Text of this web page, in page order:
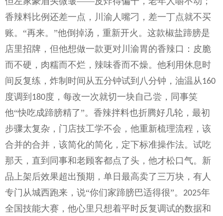
香辣料比例还差一点，川渝人嘴刁，差一丁点就不买
账。“再来。”他倒掉汤，重新开火。这款椒盐蹄膀是
店里招牌，但他想做一款更对川渝胃的香辣口：皮脆
而不硬，肉糯而不烂，辣味香而不燥。他利用休息时
间反复练，炸制时间从五分钟试到八分钟，油温从160
度调到 180度，每改一次就切一块自己尝，同事笑
他“快吃成蹄膀精了”。香辣拌料也折腾好几轮，最初
步骤太复杂，门店技工学不会，他重新梳理流程，该
合并的合并，该简化的简化，定下标准操作法。试吃
那天，直到同事和老顾客都点了头，他才松口气。新
品上架后效果超出预期，单日最高卖了三万块，有人
专门从城西跑来，说“你们家蹄膀巴适得很”。 2025年
全国技能大赛，他心里只想着平时反复调试的数据和